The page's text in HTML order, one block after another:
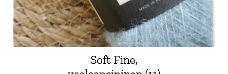
Soft Fine,